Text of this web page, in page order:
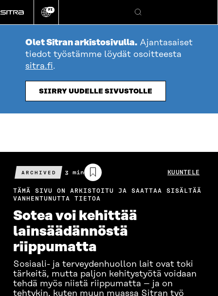
suoraan
sisältöön
Vaihda
kieli
FI
Hae
Olet Sitran arkistosivulla. Ajantasaiset
tiedot työstämme löydät osoitteesta
sitra.fi.
SIIRRY UUDELLE SIVUSTOLLE
ARCHIVED
Arvioitu
lukuaika
3 min KUUNTELE
TÄMÄ SIVU ON ARKISTOITU JA SAATTAA SISÄLTÄÄ
VANHENTUNUTTA TIETOA
Sotea voi kehittää
lainsäädännöstä
riippumatta
Sosiaali- ja terveydenhuollon lait ovat toki
tärkeitä, mutta paljon kehitystyötä voidaan
tehdä myös niistä riippumatta – ja on
tehtykin, kuten muun muassa Sitran työ